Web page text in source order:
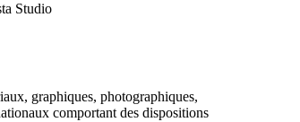
Studio
graphiques, photographiques,
comportant des dispositions